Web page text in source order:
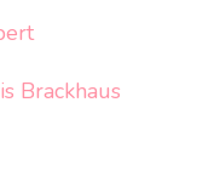
Brackhaus